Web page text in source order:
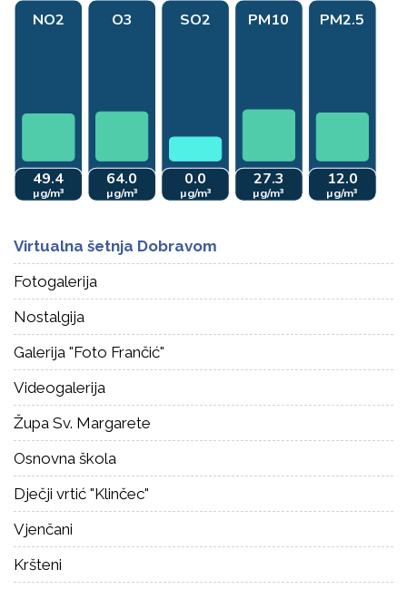
Virtualna šetnja Dobravom
Fotogalerija
Nostalgija
Galerija "Foto Frančić"
Videogalerija
Župa Sv. Margarete
Osnovna škola
Dječji vrtić "Klinčec"
Vjenčani
Kršteni